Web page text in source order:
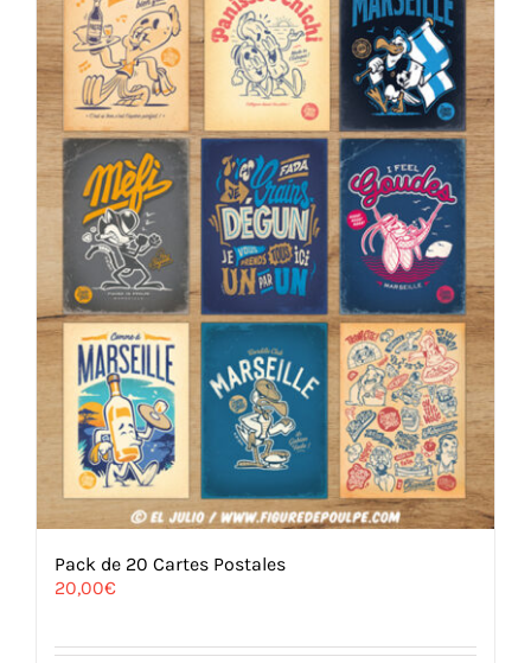
options
peuvent
être
choisies
sur
la
page
du
produit
Pack de 20 Cartes Postales
20,00€